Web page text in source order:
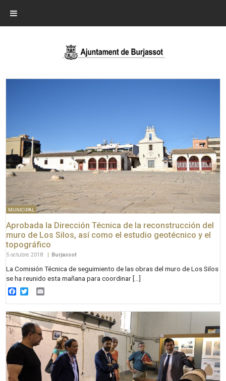
MUNICIPAL
Aprobada la Dirección Técnica de la reconstrucción del
muro de Los Silos, así como el estudio geotécnico y el
topográfico
5 octubre 2018 Burjassot
La Comisión Técnica de seguimiento de las obras del muro de Los Silos
se ha reunido esta mañana para coordinar […]
Facebook
Twitter